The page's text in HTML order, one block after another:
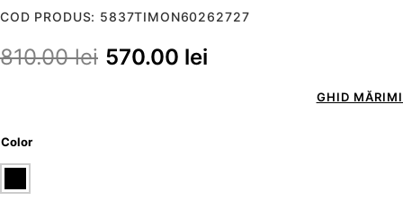
COD PRODUS: 5837TIMON60262727
810.00lei 570.00 lei
GHID MĂRIMI
Color